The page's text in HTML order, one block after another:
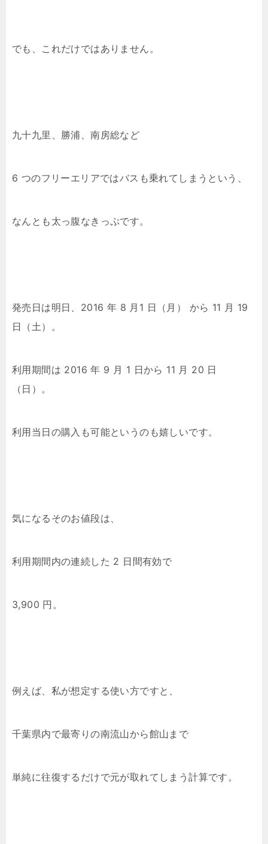
でも、これだけではありません。
九十九里、勝浦、南房総など
6 つのフリーエリアではバスも乗れてしまうという、
なんとも太っ腹なきっぷです。
発売日は明日、2016 年 8 月1 日（月） から 11 月 19
日（土）。
利用期間は 2016 年 9 月 1 日から 11 月 20 日
（日）。
利用当日の購入も可能というのも嬉しいです。
気になるそのお値段は、
利用期間内の連続した 2 日間有効で
3,900 円。
例えば、私が想定する使い方ですと、
千葉県内で最寄りの南流山から館山まで
単純に往復するだけで元が取れてしまう計算です。